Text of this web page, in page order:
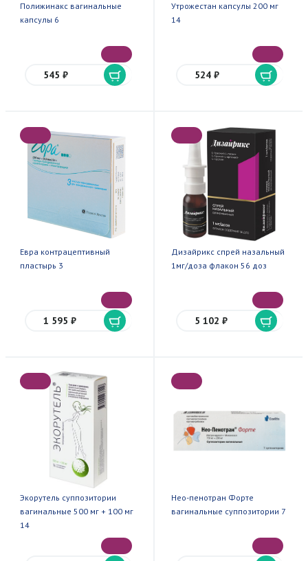
Полижинакс вагинальные
капсулы 6
545 ₽
Утрожестан капсулы 200 мг
14
524 ₽
Евра контрацептивный
пластырь 3
1 595 ₽
Дизайрикс спрей назальный
1мг/доза флакон 56 доз
5 102 ₽
Экорутель суппозитории
вагинальные 500 мг + 100 мг
14
Нео-пенотран Форте
вагинальные суппозитории 7